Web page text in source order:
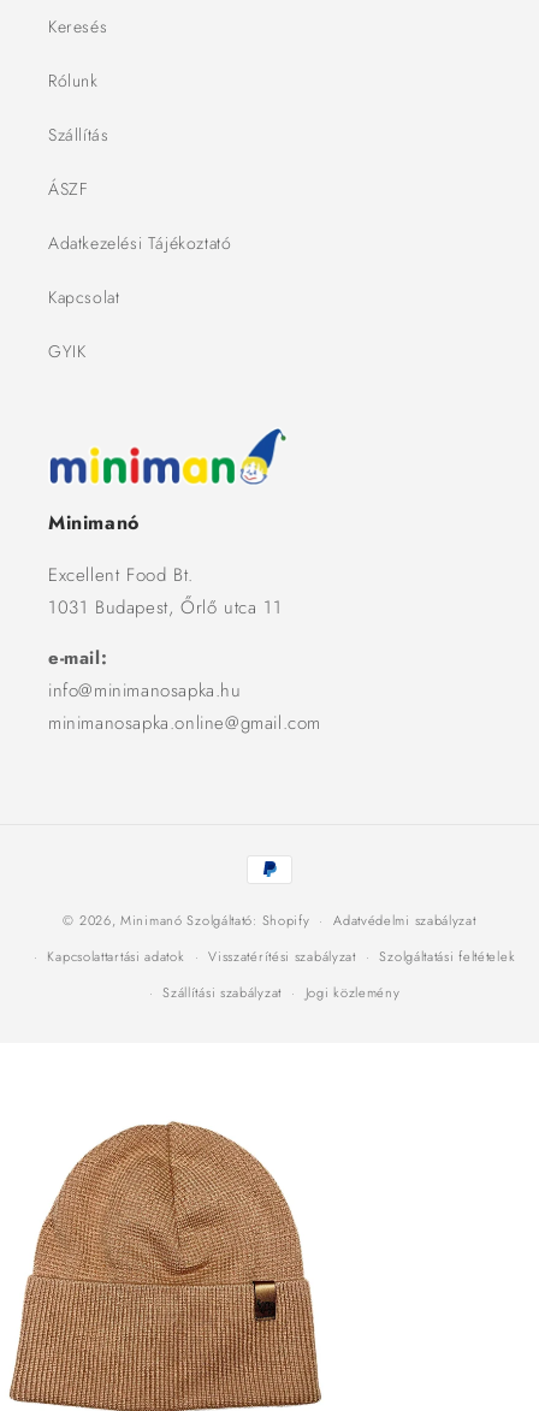
Keresés
Rólunk
Szállítás
ÁSZF
Adatkezelési Tájékoztató
Kapcsolat
GYIK
Minimanó
Excellent Food Bt.
1031 Budapest, Őrlő utca 11
e-mail:
info@minimanosapka.hu
minimanosapka.online@gmail.com
Fizetési
módok
© 2026,Minimanó Szolgáltató: Shopify
Adatvédelmi szabályzat
Kapcsolattartási adatok
Visszatérítési szabályzat
Szolgáltatási feltételek
Szállítási szabályzat
Jogi közlemény